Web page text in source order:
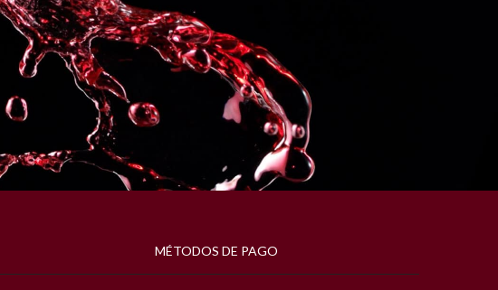
MÉTODOS DE PAGO